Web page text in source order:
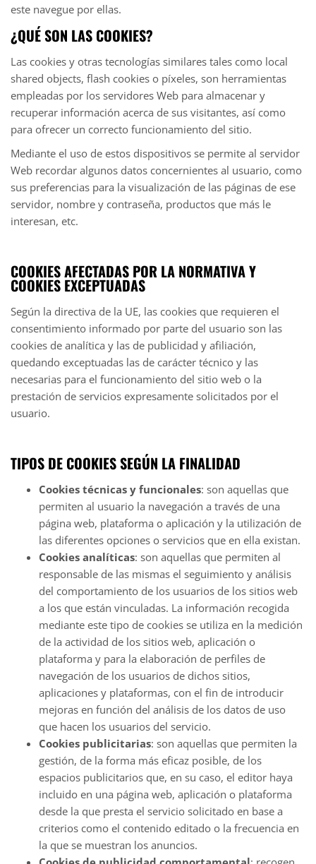
este navegue por ellas.
¿QUÉ SON LAS COOKIES?
Las cookies y otras tecnologías similares tales como local
shared objects, flash cookies o píxeles, son herramientas
empleadas por los servidores Web para almacenar y
recuperar información acerca de sus visitantes, así como
para ofrecer un correcto funcionamiento del sitio.
Mediante el uso de estos dispositivos se permite al servidor
Web recordar algunos datos concernientes al usuario, como
sus preferencias para la visualización de las páginas de ese
servidor, nombre y contraseña, productos que más le
interesan, etc.
COOKIES AFECTADAS POR LA NORMATIVA Y
COOKIES EXCEPTUADAS
Según la directiva de la UE, las cookies que requieren el
consentimiento informado por parte del usuario son las
cookies de analítica y las de publicidad y afiliación,
quedando exceptuadas las de carácter técnico y las
necesarias para el funcionamiento del sitio web o la
prestación de servicios expresamente solicitados por el
usuario.
TIPOS DE COOKIES SEGÚN LA FINALIDAD
Cookies técnicas y funcionales: son aquellas que
permiten al usuario la navegación a través de una
página web, plataforma o aplicación y la utilización de
las diferentes opciones o servicios que en ella existan.
Cookies analíticas: son aquellas que permiten al
responsable de las mismas el seguimiento y análisis
del comportamiento de los usuarios de los sitios web
a los que están vinculadas. La información recogida
mediante este tipo de cookies se utiliza en la medición
de la actividad de los sitios web, aplicación o
plataforma y para la elaboración de perfiles de
navegación de los usuarios de dichos sitios,
aplicaciones y plataformas, con el fin de introducir
mejoras en función del análisis de los datos de uso
que hacen los usuarios del servicio.
Cookies publicitarias: son aquellas que permiten la
gestión, de la forma más eficaz posible, de los
espacios publicitarios que, en su caso, el editor haya
incluido en una página web, aplicación o plataforma
desde la que presta el servicio solicitado en base a
criterios como el contenido editado o la frecuencia en
la que se muestran los anuncios.